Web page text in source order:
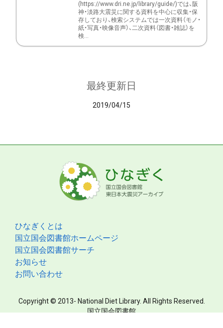
(https://www.dri.ne.jp/library/guide/)では、阪
神・淡路大震災に関する資料を中心に収集・保
存しており、検索システムでは一次資料（モノ・
紙・写真・映像音声）、二次資料（図書・雑誌）を
検...
最終更新日
2019/04/15
ひなぎくとは
国立国会図書館ホームページ
国立国会図書館サーチ
お知らせ
お問い合わせ
Copyright © 2013- National Diet Library. All Rights Reserved.